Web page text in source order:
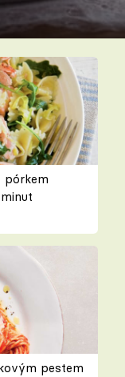
pórkem
pestem